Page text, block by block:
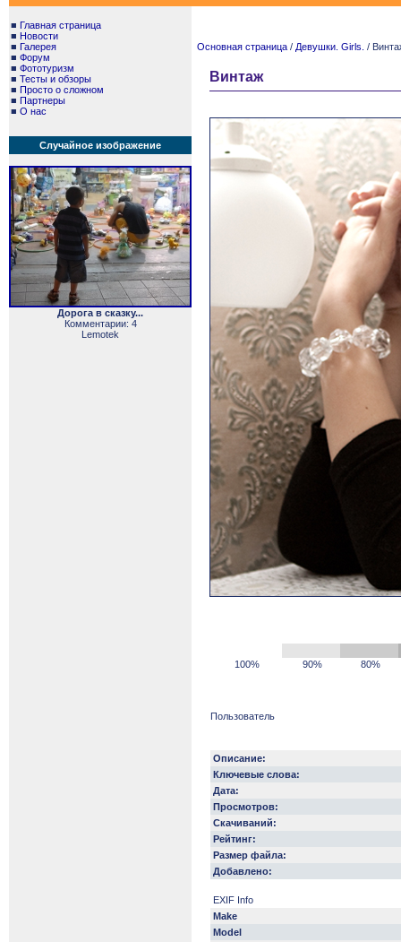
■ Главная страница
■ Новости
■ Галерея
■ Форум
■ Фототуризм
■ Тесты и обзоры
■ Просто о сложном
■ Партнеры
■ О нас
Случайное изображение
Дорога в сказку...
Комментарии: 4
Lemotek
Основная страница / Девушки. Girls. /
Винтаж
100% 90% 80%
Пользователь
Описание:
Ключевые слова:
Дата:
Просмотров:
Скачиваний:
Рейтинг:
Размер файла:
Добавлено:
EXIF Info
Make
Model